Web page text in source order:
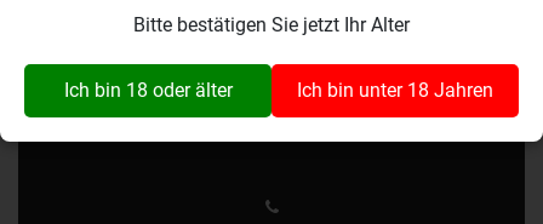
Bitte bestätigen Sie jetzt Ihr Alter
Ich bin 18 oder älter Ich bin unter 18 Jahren
Wynaustrasse 1
4912 Aarwangen